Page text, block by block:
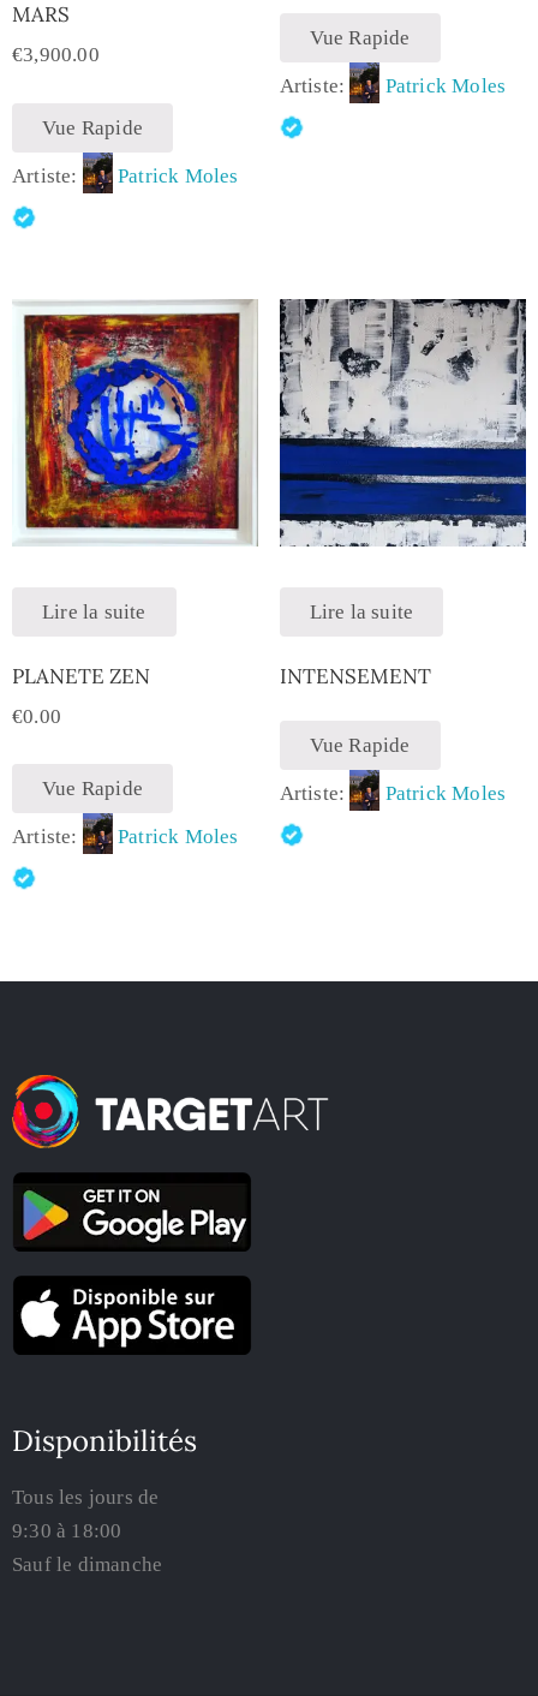
MARS
€3,900.00
Vue Rapide
Artiste: Patrick Moles
Vue Rapide
Artiste: Patrick Moles
Lire la suite
PLANETE ZEN
€0.00
Vue Rapide
Artiste: Patrick Moles
Lire la suite
INTENSEMENT
Vue Rapide
Artiste: Patrick Moles
Disponibilités
Tous les jours de
9:30 à 18:00
Sauf le dimanche